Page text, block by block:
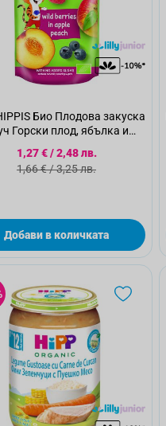
Био Плодова закуска
Горски плод, ябълка и
Специална цена
1,27 €/2,48 лв.
Стандартна цена
1,66 €/3,25 лв.
Добави в количката